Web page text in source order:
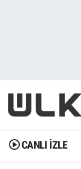
CANLI İZLE
Gündem
Dünya
Gündem
Trend
İstanbul
Trafik